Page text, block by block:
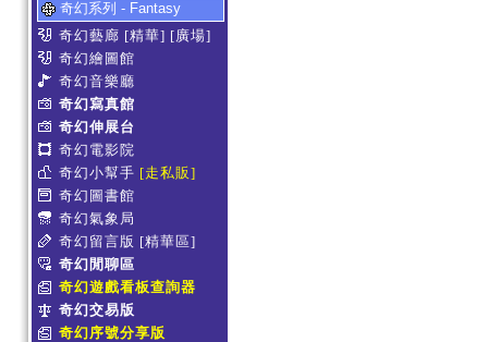
奇幻系列 - Fantasy
奇幻藝廊 [精華] [廣場]
奇幻繪圖館
奇幻音樂廳
奇幻寫真館
奇幻伸展台
奇幻電影院
奇幻小幫手 [走私販]
奇幻圖書館
奇幻氣象局
奇幻留言版 [精華區]
奇幻閒聊區
奇幻遊戲看板查詢器
奇幻交易版
奇幻序號分享版